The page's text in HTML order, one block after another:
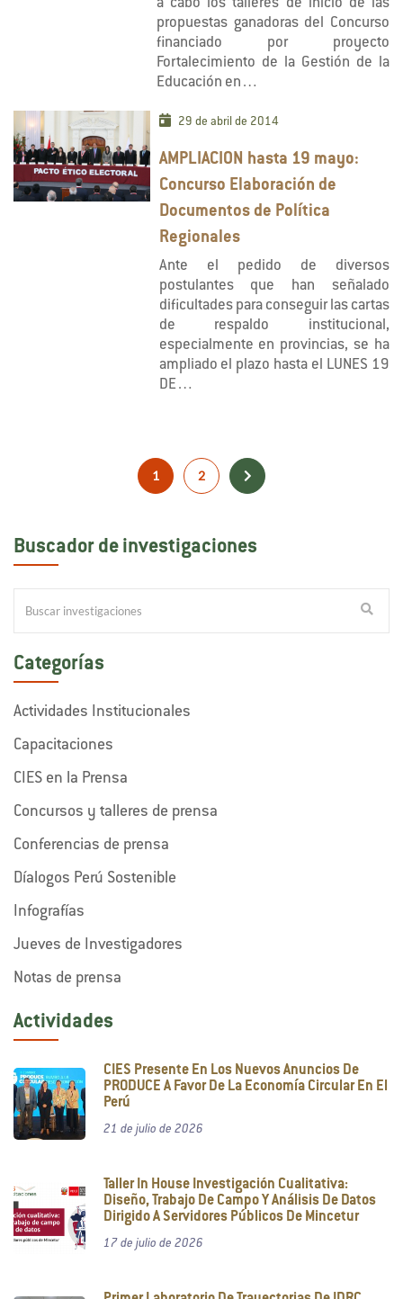
a cabo los talleres de inicio de las
propuestas ganadoras del Concurso
financiado por proyecto
Fortalecimiento de la Gestión de la
Educación en…
29 de abril de 2014
AMPLIACION hasta 19 mayo:
Concurso Elaboración de
Documentos de Política
Regionales
Ante el pedido de diversos
postulantes que han señalado
dificultades para conseguir las cartas
de respaldo institucional,
especialmente en provincias, se ha
ampliado el plazo hasta el LUNES 19
DE…
1 2
Buscador de investigaciones
Categorías
Actividades Institucionales
Capacitaciones
CIES en la Prensa
Concursos y talleres de prensa
Conferencias de prensa
Díalogos Perú Sostenible
Infografías
Jueves de Investigadores
Notas de prensa
Actividades
CIES Presente En Los Nuevos Anuncios De
PRODUCE A Favor De La Economía Circular En El
Perú
21 de julio de 2026
Taller In House Investigación Cualitativa:
Diseño, Trabajo De Campo Y Análisis De Datos
Dirigido A Servidores Públicos De Mincetur
17 de julio de 2026